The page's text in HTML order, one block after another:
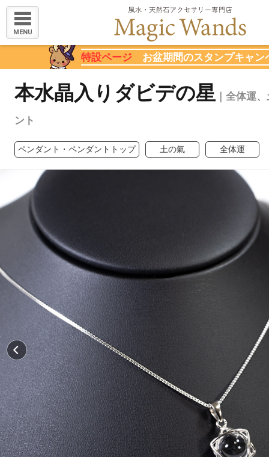
MENU
特設ページ お盆期間のスタンプキャン
本水晶入りダビデの星 ｜全体運
ント
ペンダント・ペンダントトップ 土の氣 全体運